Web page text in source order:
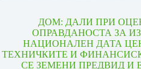
ДОМ: ДАЛИ ПРИ
ОПРАВДАНОСТА ЗА
НАЦИОНАЛЕН ДАТА
ТЕХНИЧКИТЕ И
СЕ ЗЕМЕНИ ПРЕДВИД И